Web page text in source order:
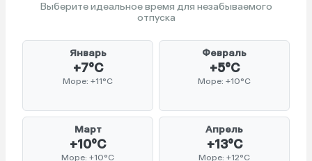
Выберите идеальное время для незабываемого
отпуска
Январь
+7°C
Море: +11°C
Февраль
+5°C
Море: +10°C
Март
+10°C
Море: +10°C
Апрель
+13°C
Море: +12°C